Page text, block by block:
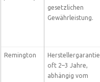
gesetzlichen
Gewährleistung.
Remington
Herstellergarantie
oft 2–3 Jahre,
abhängig vom